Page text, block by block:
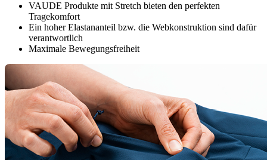
VAUDE Produkte mit Stretch bieten den perfekten
Tragekomfort
Ein hoher Elastananteil bzw. die Webkonstruktion sind dafür
verantwortlich
Maximale Bewegungsfreiheit